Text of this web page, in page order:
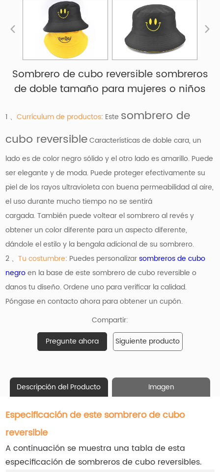
Sombrero de cubo reversible sombreros
de doble tamaño para mujeres o niños
1 、Currículum de productos: Este sombrero de
cubo reversibleCaracterísticas de doble cara, un
lado es de color negro sólido y el otro lado es amarillo. Puede
ser elegante y de moda. Puede proteger efectivamente su
piel de los rayos ultravioleta con buena permeabilidad al aire,
el uso durante mucho tiempo no se sentirá
cargada. También puede voltear el sombrero al revés y
obtener un color diferente para un aspecto diferente,
dándole el estilo y la bengala adicional de su sombrero.
2 、Tu costumbre: Puedes personalizarsombreros de cubo
negroen la base de este sombrero de cubo reversible o
danos tu diseño. Ordene uno para verificar la calidad.
Póngase en contacto ahora para obtener un cupón.
Compartir:
Pregunte ahora
Siguiente producto
Descripción del Producto Imagen
Especificación de este sombrero de cubo
reversible
A continuación se muestra una tabla de esta
especificación de sombreros de cubo reversibles.